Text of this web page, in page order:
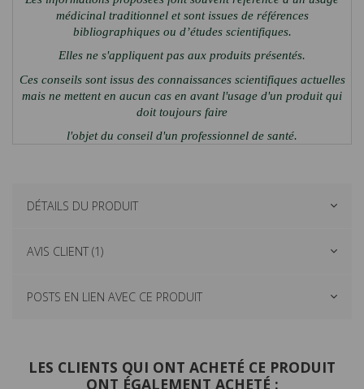
médicinal traditionnel et sont issues de références
bibliographiques ou d’études scientifiques.
Elles ne s'appliquent pas aux produits présentés.
Ces conseils sont issus des connaissances scientifiques actuelles
mais ne mettent en aucun cas en avant l'usage d'un produit qui
doit toujours faire
l'objet du conseil d'un professionnel de santé.
DÉTAILS DU PRODUIT
AVIS CLIENT (1)
POSTS EN LIEN AVEC CE PRODUIT
LES CLIENTS QUI ONT ACHETÉ CE PRODUIT
ONT ÉGALEMENT ACHETÉ :